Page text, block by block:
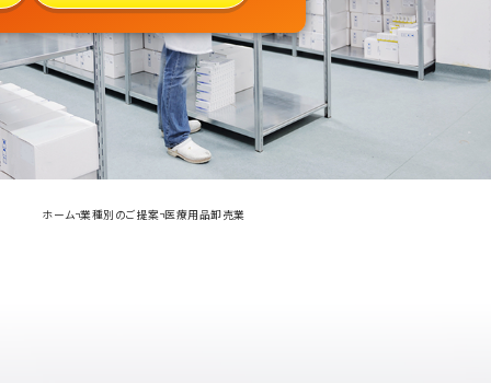
ホーム 業種別のご提案 医療用品卸売業